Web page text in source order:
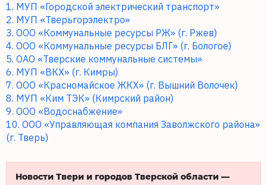
1. МУП «Городской электрический транспорт»
2. МУП «Тверьгорэлектро»
3. ООО «Коммунальные ресурсы РЖ» (г. Ржев)
4. ООО «Коммунальные ресурсы БЛГ» (г. Бологое)
5. ОАО «Тверские коммунальные системы»
6. МУП «ВКХ» (г. Кимры)
7. ООО «Красномайское ЖКХ» (г. Вышний Волочек)
8. МУП «Ким ТЭК» (Кимрский район)
9. ООО «Водоснабжение»
10. ООО «Управляющая компания Заволжского района»
(г. Тверь)
Новости Твери и городов Тверской области —